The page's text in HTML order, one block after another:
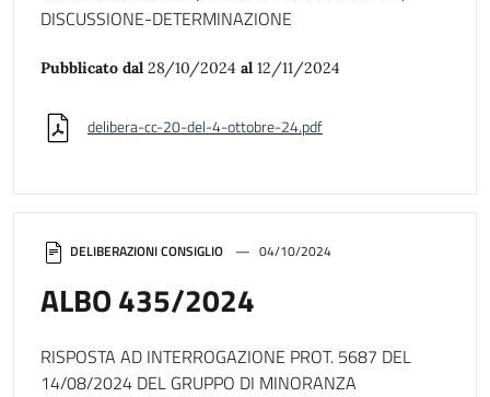
DELIBERAZIONI CONSIGLIO 04/10/2024
ALBO 435/2024
RISPOSTA AD INTERROGAZIONE PROT. 5687 DEL
14/08/2024 DEL GRUPPO DI MINORANZA
DISCUSSIONE-DETERMINAZIONE
Pubblicato dal 28/10/2024 al 12/11/2024
delibera-cc-20-del-4-ottobre-24.pdf